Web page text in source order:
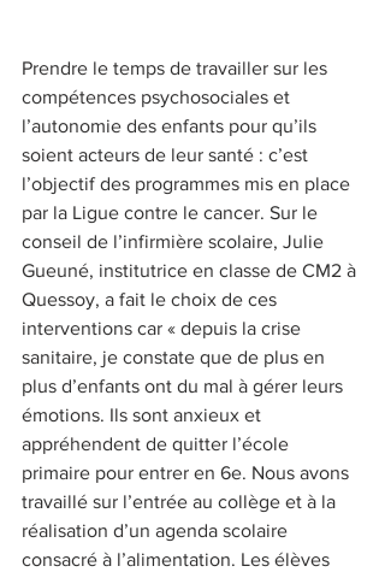
Prendre le temps de travailler sur les
compétences psychosociales et
l’autonomie des enfants pour qu’ils
soient acteurs de leur santé : c’est
l’objectif des programmes mis en place
par la Ligue contre le cancer. Sur le
conseil de l’infirmière scolaire, Julie
Gueuné, institutrice en classe de CM2 à
Quessoy, a fait le choix de ces
interventions car « depuis la crise
sanitaire, je constate que de plus en
plus d’enfants ont du mal à gérer leurs
émotions. Ils sont anxieux et
appréhendent de quitter l’école
primaire pour entrer en 6e. Nous avons
travaillé sur l’entrée au collège et à la
réalisation d’un agenda scolaire
consacré à l’alimentation. Les élèves